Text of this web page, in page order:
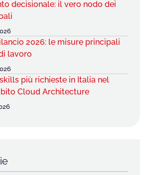
decisionale: il vero nodo dei
2026: le misure principali
lavoro
più richieste in Italia nel
Cloud Architecture